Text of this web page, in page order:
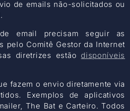
de emails não-solicitados ou
email precisam seguir as
pelo Comitê Gestor da Internet
diretrizes estão disponíveis
fazem o envio diretamente via
Exemplos de aplicativos
The Bat e Carteiro. Todos